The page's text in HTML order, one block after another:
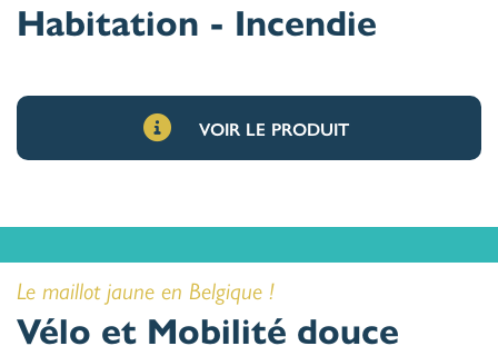
Habitation - Incendie
VOIR LE PRODUIT
Le maillot jaune en Belgique !
Vélo et Mobilité douce